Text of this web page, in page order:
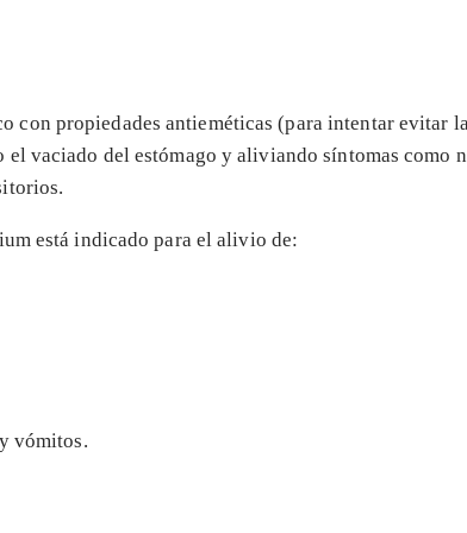
con propiedades antieméticas (para intentar evitar
vaciado del estómago y aliviando síntomas como
está indicado para el alivio de:
vómitos.